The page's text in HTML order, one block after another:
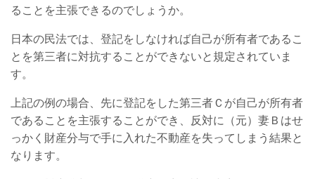
ることを主張できるのでしょうか。
日本の民法では、登記をしなければ自己が所有者であるこ
とを第三者に対抗することができないと規定されていま
す。
上記の例の場合、先に登記をした第三者Ｃが自己が所有者
であることを主張することができ、反対に（元）妻Ｂはせ
っかく財産分与で手に入れた不動産を失ってしまう結果と
なります。